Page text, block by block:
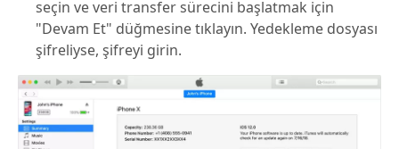
seçin ve veri transfer sürecini başlatmak için
"Devam Et" düğmesine tıklayın. Yedekleme dosyası
şifreliyse, şifreyi girin.